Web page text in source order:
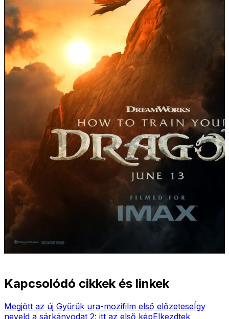
Kapcsolódó cikkek és linkek
Megjött az új Gyűrűk ura-mozifilm első előzeteseÍgy
neveld a sárkányodat 2: itt az első képElkezdtek